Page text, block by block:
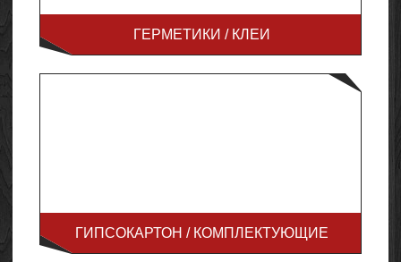
ГЕРМЕТИКИ / КЛЕИ
ГИПСОКАРТОН / КОМПЛЕКТУЮЩИЕ